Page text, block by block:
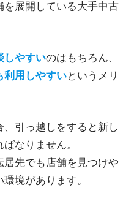
を展開している大手中古
しやすいのはもちろん、
利用しやすいというメリ
引っ越しをすると新し
なりません。
居先でも店舗を見つけや
境があります。